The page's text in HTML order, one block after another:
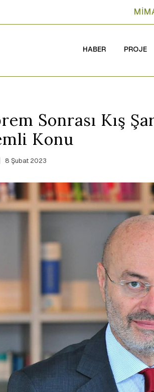
HABER PROJE
Sonrası Kış
Konu
8 Şubat 2023